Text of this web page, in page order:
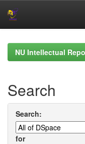
navigationNU Intellectual
Search
Search:
for